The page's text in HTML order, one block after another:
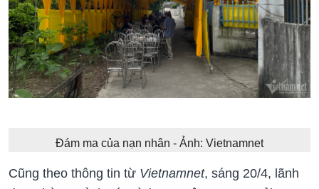
Đám ma của nạn nhân - Ảnh: Vietnamnet
Cũng theo thông tin từ Vietnamnet, sáng 20/4, lãnh